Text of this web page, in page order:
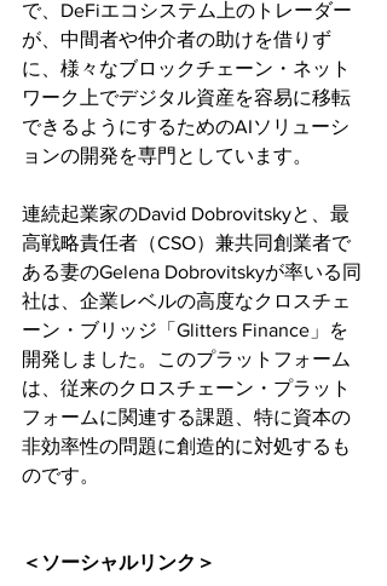
で、DeFiエコシステム上のトレーダー
が、中間者や仲介者の助けを借りず
に、様々なブロックチェーン・ネット
ワーク上でデジタル資産を容易に移転
できるようにするためのAIソリューシ
ョンの開発を専門としています。
連続起業家のDavid Dobrovitskyと、最
高戦略責任者（CSO）兼共同創業者で
ある妻のGelena Dobrovitskyが率いる同
社は、企業レベルの高度なクロスチェ
ーン・ブリッジ「Glitters Finance」を
開発しました。このプラットフォーム
は、従来のクロスチェーン・プラット
フォームに関連する課題、特に資本の
非効率性の問題に創造的に対処するも
のです。
＜ソーシャルリンク＞